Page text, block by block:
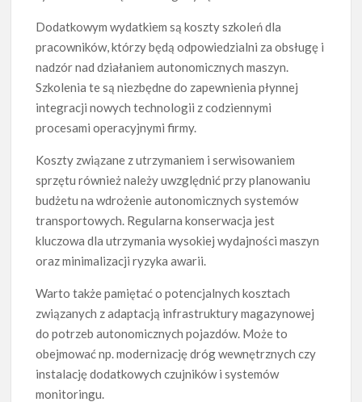
Dodatkowym wydatkiem są koszty szkoleń dla
pracowników, którzy będą odpowiedzialni za obsługę i
nadzór nad działaniem autonomicznych maszyn.
Szkolenia te są niezbędne do zapewnienia płynnej
integracji nowych technologii z codziennymi
procesami operacyjnymi firmy.
Koszty związane z utrzymaniem i serwisowaniem
sprzętu również należy uwzględnić przy planowaniu
budżetu na wdrożenie autonomicznych systemów
transportowych. Regularna konserwacja jest
kluczowa dla utrzymania wysokiej wydajności maszyn
oraz minimalizacji ryzyka awarii.
Warto także pamiętać o potencjalnych kosztach
związanych z adaptacją infrastruktury magazynowej
do potrzeb autonomicznych pojazdów. Może to
obejmować np. modernizację dróg wewnętrznych czy
instalację dodatkowych czujników i systemów
monitoringu.